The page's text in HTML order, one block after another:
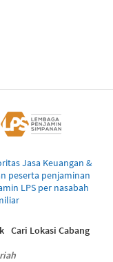
Jasa Keuangan &
peserta penjaminan
LPS per nasabah
Cari Lokasi Cabang